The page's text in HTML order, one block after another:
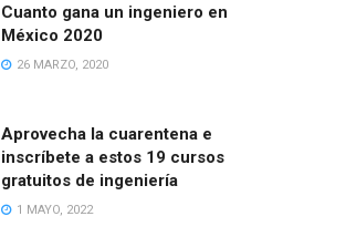
Cuanto gana un ingeniero en
México 2020
26 MARZO, 2020
Aprovecha la cuarentena e
inscríbete a estos 19 cursos
gratuitos de ingeniería
1 MAYO, 2022